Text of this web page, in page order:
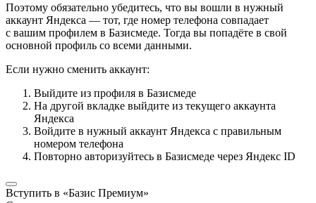
Поэтому обязательно убедитесь, что вы вошли в нужный
аккаунт Яндекса — тот, где номер телефона совпадает
с вашим профилем в Базисмеде. Тогда вы попадёте в свой
основной профиль со всеми данными.
Если нужно сменить аккаунт:
Выйдите из профиля в Базисмеде
На другой вкладке выйдите из текущего аккаунта
Яндекса
Войдите в нужный аккаунт Яндекса с правильным
номером телефона
Повторно авторизуйтесь в Базисмеде через Яндекс ID
Вступить в «Базис Премиум»